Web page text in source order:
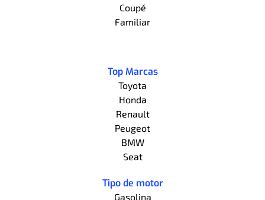
Coupé
Familiar
Top Marcas
Toyota
Honda
Renault
Peugeot
BMW
Seat
Tipo de motor
Gasolina